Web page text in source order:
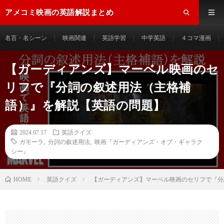
アメコミ映画の英語解説まとめ
名言・名シーン 映画関連 英語学習 中学英語 ４コマ漫画
【ガーディアンズ】マーベル映画のセ
リフで『分詞の叙述用法（主格補
語）』を解説【英語の問題】
2024.07.17
英語クイズ
ガモーラ
分詞の叙述用法
映画『ガーディアンズ・オブ・ギャラク
シー』
HOME 英語クイズ 【ガーディアンズ】マーベル映画のセリフで『